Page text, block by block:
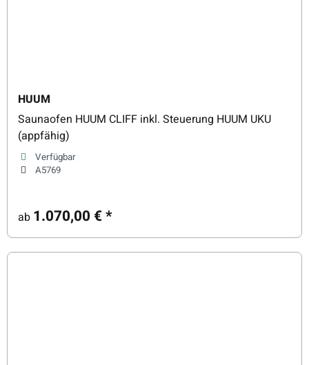
HUUM
Saunaofen HUUM CLIFF inkl. Steuerung HUUM UKU
(appfähig)
Verfügbar
A5769
ab 1.070,00 €*